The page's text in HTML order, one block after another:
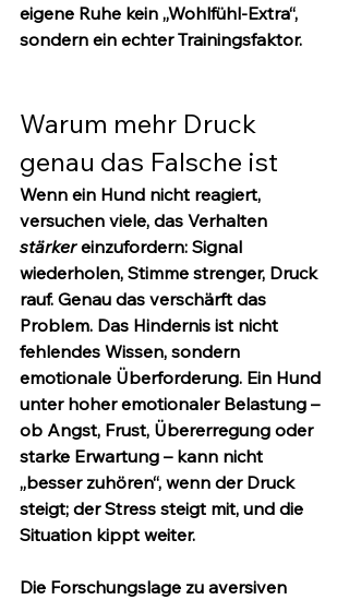
eigene Ruhe kein „Wohlfühl-Extra“,
sondern ein echter Trainingsfaktor.
Warum mehr Druck
genau das Falsche ist
Wenn ein Hund nicht reagiert,
versuchen viele, das Verhalten
stärker einzufordern: Signal
wiederholen, Stimme strenger, Druck
rauf. Genau das verschärft das
Problem. Das Hindernis ist nicht
fehlendes Wissen, sondern
emotionale Überforderung. Ein Hund
unter hoher emotionaler Belastung –
ob Angst, Frust, Übererregung oder
starke Erwartung – kann nicht
„besser zuhören“, wenn der Druck
steigt; der Stress steigt mit, und die
Situation kippt weiter.
Die Forschungslage zu aversiven